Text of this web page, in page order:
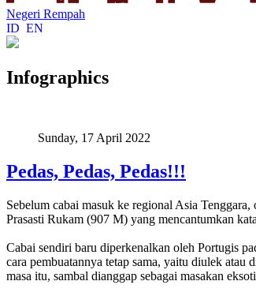
Negeri Rempah
ID EN
Infographics
Sunday, 17 April 2022
Pedas, Pedas, Pedas!!!
Sebelum cabai masuk ke regional Asia
Prasasti Rukam (907 M) yang mencantumkan
Cabai sendiri baru diperkenalkan oleh Portugis
cara pembuatannya tetap sama, yaitu diulek atau
masa itu, sambal dianggap sebagai masakan